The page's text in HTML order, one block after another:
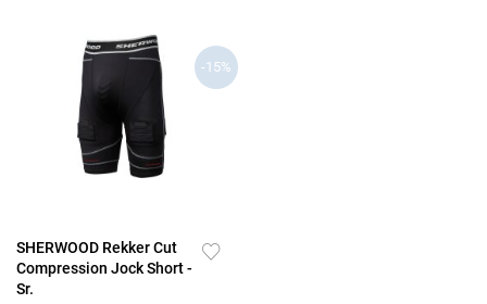
-15%
SHERWOOD Rekker Cut
Compression Jock Short -
Sr.